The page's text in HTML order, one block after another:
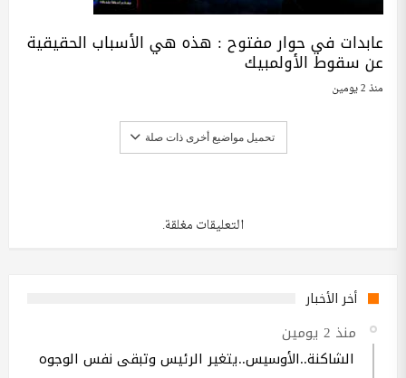
عابدات في حوار مفتوح : هذه هي الأسباب الحقيقية
عن سقوط الأولمبيك
منذ 2 يومين
تحميل مواضيع أخرى ذات صلة
التعليقات مغلقة.
أخر الأخبار
منذ 2 يومين
الشاكنة..الأوسيس..يتغير الرئيس وتبقى نفس الوجوه